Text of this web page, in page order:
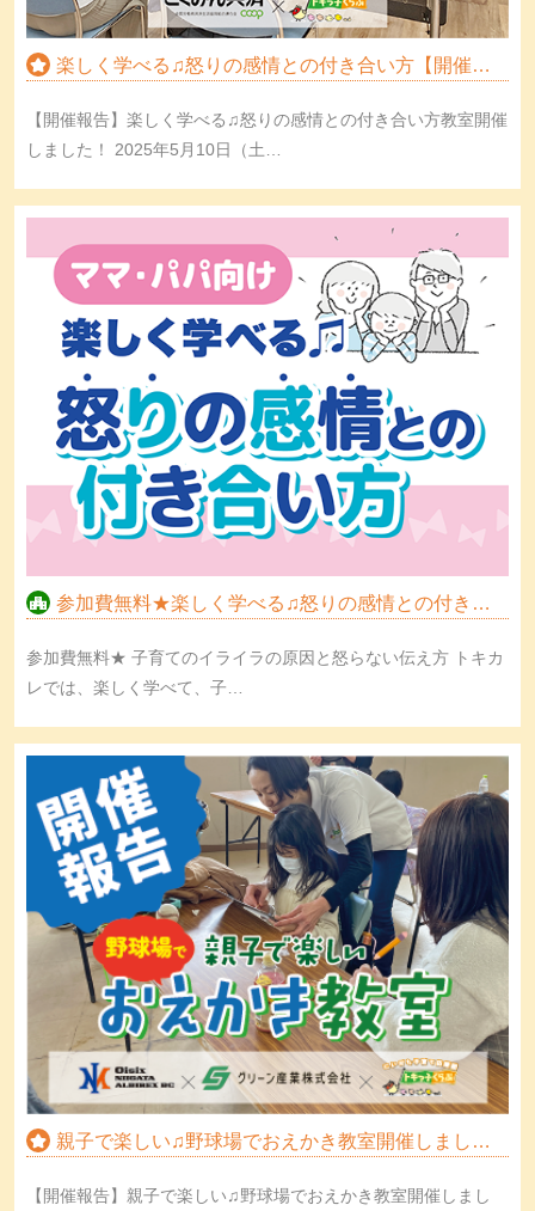
楽しく学べる♫怒りの感情との付き合い方【開催報…
【開催報告】楽しく学べる♫怒りの感情との付き合い方教室開催
しました！ 2025年5月10日（土…
参加費無料★楽しく学べる♫怒りの感情との付き合…
参加費無料★ 子育てのイライラの原因と怒らない伝え方 トキカ
レでは、楽しく学べて、子…
親子で楽しい♫野球場でおえかき教室開催しました…
【開催報告】親子で楽しい♫野球場でおえかき教室開催しまし